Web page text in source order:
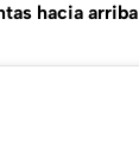
hacia arriba